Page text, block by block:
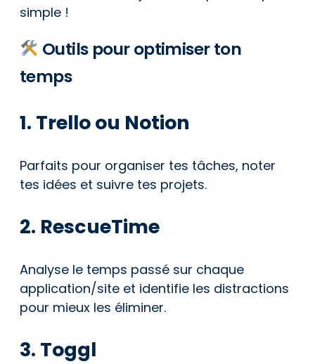
simple !
Outils pour optimiser ton
temps
1. Trello ou Notion
Parfaits pour organiser tes tâches, noter
tes idées et suivre tes projets.
2. RescueTime
Analyse le temps passé sur chaque
application/site et identifie les distractions
pour mieux les éliminer.
3. Toggl